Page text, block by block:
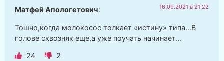
Матфей Апологетович: 16.09.2021 в 21:22
Тошно,когда молокосос толкает «истину» типа…В
голове сквозняк еще,а уже поучать начинает…
24 2